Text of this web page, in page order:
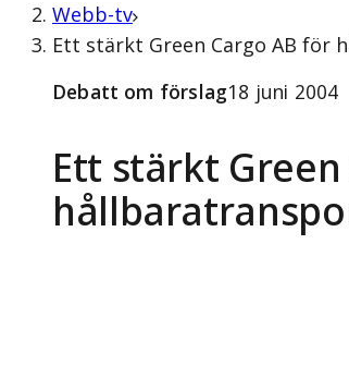
Webb-tv
Ett stärkt Green Cargo AB för
Ett stärkt
Debatt om förslag18 juni 2004